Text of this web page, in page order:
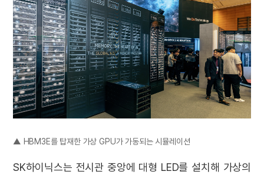
▲ HBM3E를 탑재한 가상 GPU가 가동되는 시뮬레이션
SK하이닉스는 전시관 중앙에 대형 LED를 설치해 가상의